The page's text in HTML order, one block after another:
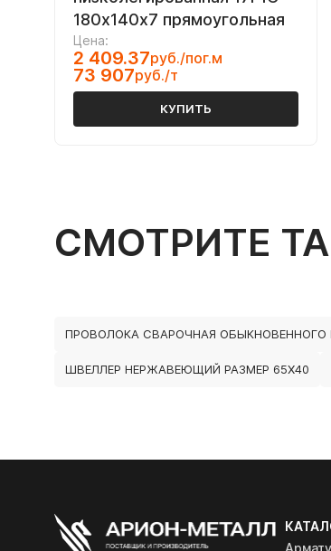
180х140х7 прямоугольная
Цена:
2 409.37руб./пог.м
73 907руб./т
КУПИТЬ
СМОТРИТЕ
ПРОВОЛОКА СВАРОЧНАЯ ОБЫКНОВЕННОГО
ШВЕЛЛЕР НЕРЖАВЕЮЩИЙ РАЗМЕР 65Х40